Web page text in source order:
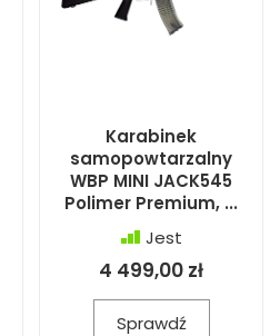
Karabinek
samopowtarzalny
WBP MINI JACK545
Polimer Premium, ...
Jest
4 499,00 zł
Sprawdź